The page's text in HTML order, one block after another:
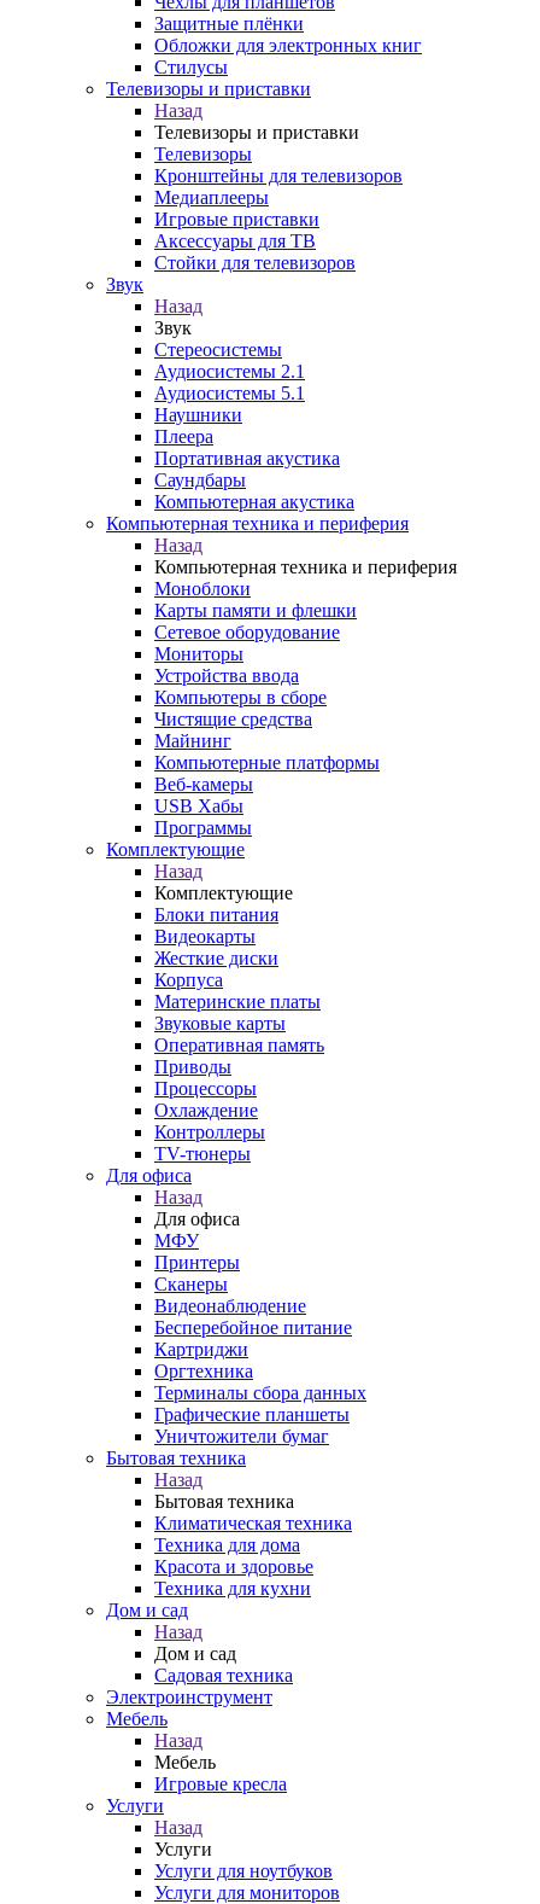
Защитные плёнки
Обложки для электронных книг
Стилусы
Телевизоры и приставки
Назад
Телевизоры и приставки
Телевизоры
Кронштейны для телевизоров
Медиаплееры
Игровые приставки
Аксессуары для ТВ
Стойки для телевизоров
Звук
Назад
Звук
Стереосистемы
Аудиосистемы 2.1
Аудиосистемы 5.1
Наушники
Плеера
Портативная акустика
Саундбары
Компьютерная акустика
Компьютерная техника и периферия
Назад
Компьютерная техника и периферия
Моноблоки
Карты памяти и флешки
Сетевое оборудование
Мониторы
Устройства ввода
Компьютеры в сборе
Чистящие средства
Майнинг
Компьютерные платформы
Веб-камеры
USB Хабы
Программы
Комплектующие
Назад
Комплектующие
Блоки питания
Видеокарты
Жесткие диски
Корпуса
Материнские платы
Звуковые карты
Оперативная память
Приводы
Процессоры
Охлаждение
Контроллеры
TV-тюнеры
Для офиса
Назад
Для офиса
МФУ
Принтеры
Сканеры
Видеонаблюдение
Бесперебойное питание
Картриджи
Оргтехника
Терминалы сбора данных
Графические планшеты
Уничтожители бумаг
Бытовая техника
Назад
Бытовая техника
Климатическая техника
Техника для дома
Красота и здоровье
Техника для кухни
Дом и сад
Назад
Дом и сад
Садовая техника
Электроинструмент
Мебель
Назад
Мебель
Игровые кресла
Услуги
Назад
Услуги
Услуги для ноутбуков
Услуги для мониторов